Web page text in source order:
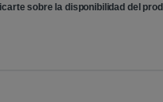
sobre la disponibilidad del